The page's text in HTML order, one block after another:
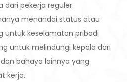
dari pekerja reguler.
menandai status atau
untuk keselamatan pribadi
untuk melindungi kepala dari
bahaya lainnya yang
kerja.